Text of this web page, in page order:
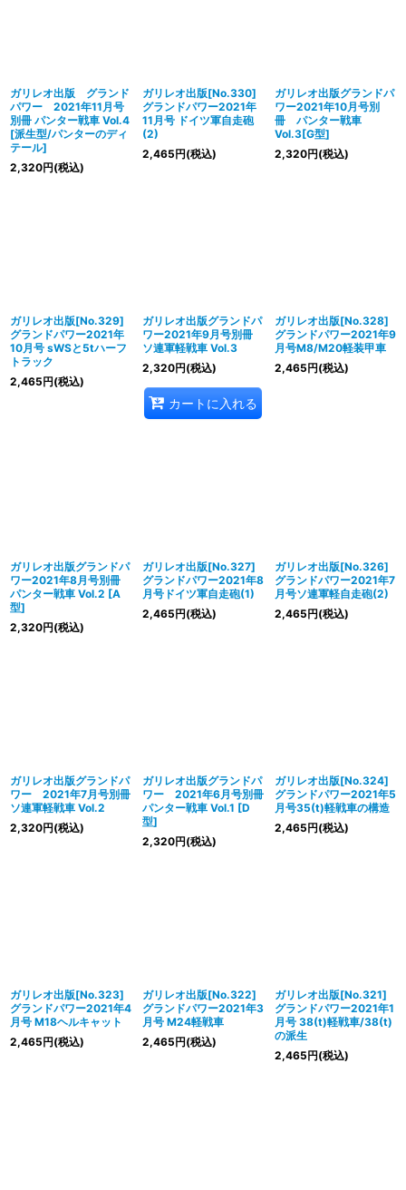
ガリレオ出版 グランド
パワー 2021年11月号
別冊 パンター戦車 Vol.4
[派生型/パンターのディ
テール]
2,320円(税込)
ガリレオ出版[No.330]
グランドパワー2021年
11月号 ドイツ軍自走砲
(2)
2,465円(税込)
ガリレオ出版グランドパ
ワー2021年10月号別
冊 パンター戦車
Vol.3[G型]
2,320円(税込)
ガリレオ出版[No.329]
グランドパワー2021年
10月号 sWSと5tハーフ
トラック
2,465円(税込)
ガリレオ出版グランドパ
ワー2021年9月号別冊
ソ連軍軽戦車 Vol.3
2,320円(税込)
カートに入れる
ガリレオ出版[No.328]
グランドパワー2021年9
月号M8/M20軽装甲車
2,465円(税込)
ガリレオ出版グランドパ
ワー2021年8月号別冊
パンター戦車 Vol.2 [A
型]
2,320円(税込)
ガリレオ出版[No.327]
グランドパワー2021年8
月号ドイツ軍自走砲(1)
2,465円(税込)
ガリレオ出版[No.326]
グランドパワー2021年7
月号ソ連軍軽自走砲(2)
2,465円(税込)
ガリレオ出版グランドパ
ワー 2021年7月号別冊
ソ連軍軽戦車 Vol.2
2,320円(税込)
ガリレオ出版グランドパ
ワー 2021年6月号別冊
パンター戦車 Vol.1 [D
型]
2,320円(税込)
ガリレオ出版[No.324]
グランドパワー2021年5
月号35(t)軽戦車の構造
2,465円(税込)
ガリレオ出版[No.323]
グランドパワー2021年4
月号 M18ヘルキャット
2,465円(税込)
ガリレオ出版[No.322]
グランドパワー2021年3
月号 M24軽戦車
2,465円(税込)
ガリレオ出版[No.321]
グランドパワー2021年1
月号 38(t)軽戦車/38(t)
の派生
2,465円(税込)